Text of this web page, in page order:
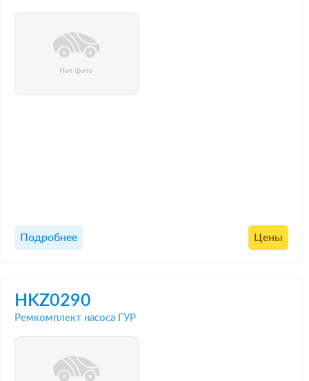
Подробнее Цены
HKZ0290
Ремкомплект насоса ГУР